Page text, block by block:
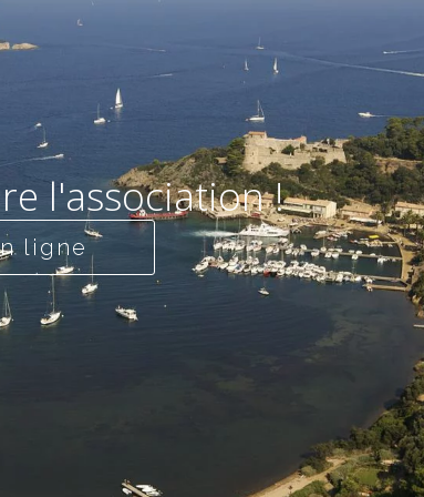
l'association !
ligne